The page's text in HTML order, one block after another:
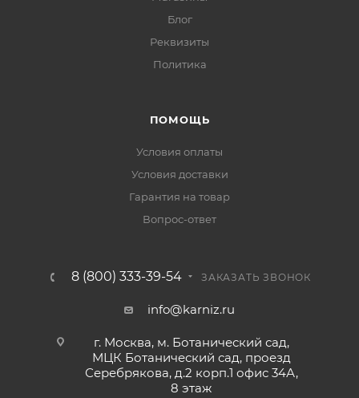
Блог
Реквизиты
Политика
ПОМОЩЬ
Условия оплаты
Условия доставки
Гарантия на товар
Вопрос-ответ
8 (800) 333-39-54 ЗАКАЗАТЬ ЗВОНОК
info@karniz.ru
г. Москва, м. Ботанический сад,
МЦК Ботанический сад, проезд
Серебрякова, д.2 корп.1 офис 34А,
8 этаж